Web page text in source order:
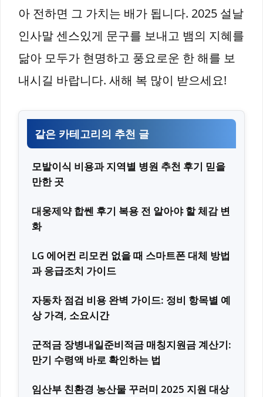
아 전하면 그 가치는 배가 됩니다. 2025 설날
인사말 센스있게 문구를 보내고 뱀의 지혜를
닮아 모두가 현명하고 풍요로운 한 해를 보
내시길 바랍니다. 새해 복 많이 받으세요!
같은 카테고리의 추천 글
모발이식 비용과 지역별 병원 추천 후기 믿을
만한 곳
대웅제약 합쎈 후기 복용 전 알아야 할 체감 변
화
LG 에어컨 리모컨 없을 때 스마트폰 대체 방법
과 응급조치 가이드
자동차 점검 비용 완벽 가이드: 정비 항목별 예
상 가격, 소요시간
군적금 장병내일준비적금 매칭지원금 계산기:
만기 수령액 바로 확인하는 법
임산부 친환경 농산물 꾸러미 2025 지원 대상